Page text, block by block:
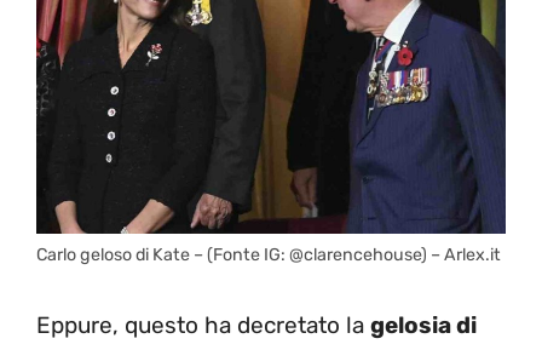
Carlo geloso di Kate – (Fonte IG: @clarencehouse) – Arlex.it
Eppure, questo ha decretato la gelosia di